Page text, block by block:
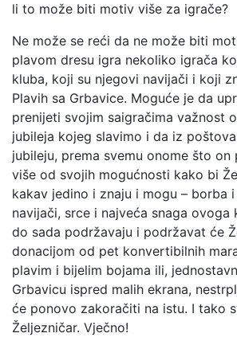
li to može biti motiv više za igrače?
Ne može se reći da ne može biti
plavom dresu igra nekoliko igrača
kluba, koji su njegovi navijači i koji
Plavih sa Grbavice. Moguće je da
prenijeti svojim saigračima važnost
jubileja kojeg slavimo i da iz
jubileju, prema svemu onome što on
više od svojih mogućnosti kako bi
kakav jedino i znaju i mogu – borba
navijači, srce i najveća snaga ovoga
do sada podržavaju i podržavat će
donacijom od pet konvertibilnih
plavim i bijelim bojama ili,
Grbavicu ispred malih ekrana,
će ponovo zakoračiti na istu. I tako
Željezničar. Vječno!